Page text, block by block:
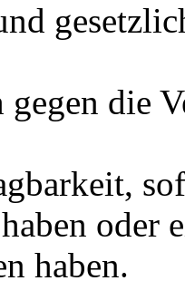
die
oder
haben.